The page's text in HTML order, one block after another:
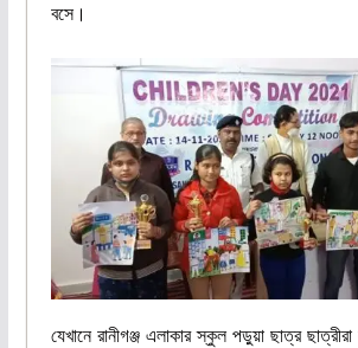
বসে।
যেখানে রানীগঞ্জ এলাকার স্কুল পড়ুয়া ছাত্র